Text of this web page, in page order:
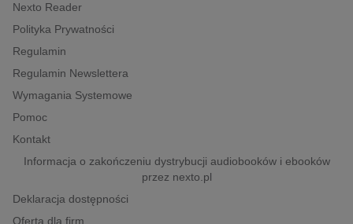
Nexto Reader
Polityka Prywatności
Regulamin
Regulamin Newslettera
Wymagania Systemowe
Pomoc
Kontakt
Informacja o zakończeniu dystrybucji audiobooków i ebooków
przez nexto.pl
Deklaracja dostępności
Oferta dla firm